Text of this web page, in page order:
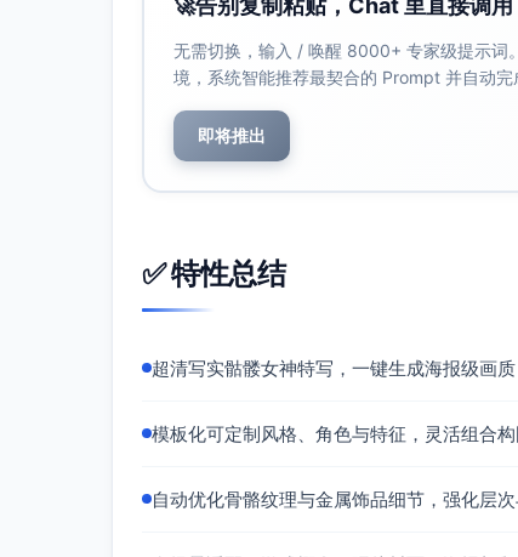
🚀告别复制粘贴，Chat 里直接调用
无需切换，输入 / 唤醒 8000+ 专家级提示词
境，系统智能推荐最契合的 Prompt 并自动
即将推出
✅ 特性总结
超清写实骷髅女神特写，一键生成海报级画
模板化可定制风格、角色与特征，灵活组合
自动优化骨骼纹理与金属饰品细节，强化层